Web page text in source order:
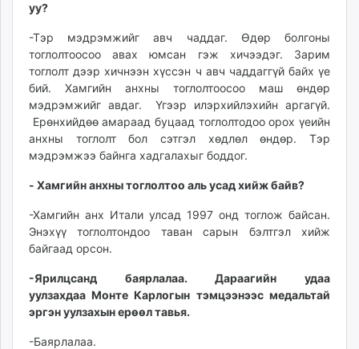
уу?
-Тэр мэдрэмжийг авч чаддаг. Өдөр болгоны
тоглолтоосоо авах юмсан гэж хичээдэг. Зарим
тоглолт дээр хичнээн хүссэн ч авч чаддаггүй байх үе
бий. Хамгийн анхны тоглолтоосоо маш өндөр
мэдрэмжийг авдаг. Үгээр илэрхийлэхийн аргагүй.
Ерөнхийдөө амараад буцаад тоглолтодоо орох үеийн
анхны тоглолт бол сэтгэл хөдлөл өндөр. Тэр
мэдрэмжээ байнга хадгалахыг боддог.
- Хамгийн анхны тоглолтоо аль усад хийж байв?
-Хамгийн анх Итали улсад 1997 онд тоглож байсан.
Энэхүү тоглолтондоо таван сарын бэлтгэл хийж
байгаад орсон.
-Ярилцсанд баярлалаа. Дараагийн удаа
уулзахдаа Монте Карлогын тэмцээнээс медальтай
эргэн уулзахын ерөөл тавья.
-Баярлалаа.